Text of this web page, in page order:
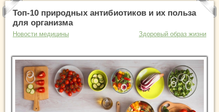
Топ-10 природных антибиотиков и их польза
для организма
Новости медицины Здоровый образ жизни